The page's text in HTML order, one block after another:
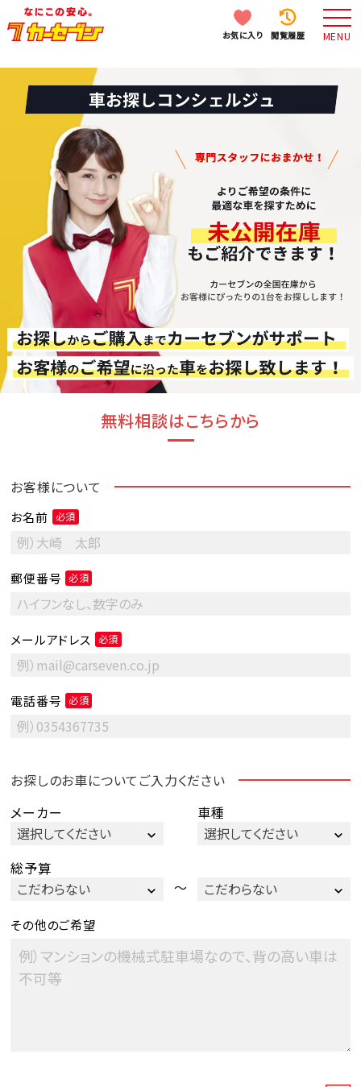
お気に入り 閲覧履歴 MENU
無料相談はこちらから
お客様について
お名前 必須
郵便番号 必須
メールアドレス 必須
電話番号 必須
お探しのお車についてご入力ください
メーカー
車種
総予算
～
その他のご希望